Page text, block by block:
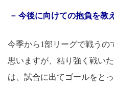
今後に向けての抱負を教
今季から1部リーグで戦うの
思いますが、粘り強く戦い
は、試合に出てゴールをと